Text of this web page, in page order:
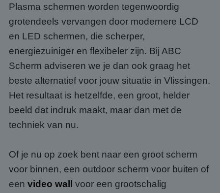
Plasma schermen worden tegenwoordig
grotendeels vervangen door modernere LCD
en LED schermen, die scherper,
energiezuiniger en flexibeler zijn. Bij ABC
Scherm adviseren we je dan ook graag het
beste alternatief voor jouw situatie in Vlissingen.
Het resultaat is hetzelfde, een groot, helder
beeld dat indruk maakt, maar dan met de
techniek van nu.
Of je nu op zoek bent naar een groot scherm
voor binnen, een outdoor scherm voor buiten of
een video wall
voor een grootschalig